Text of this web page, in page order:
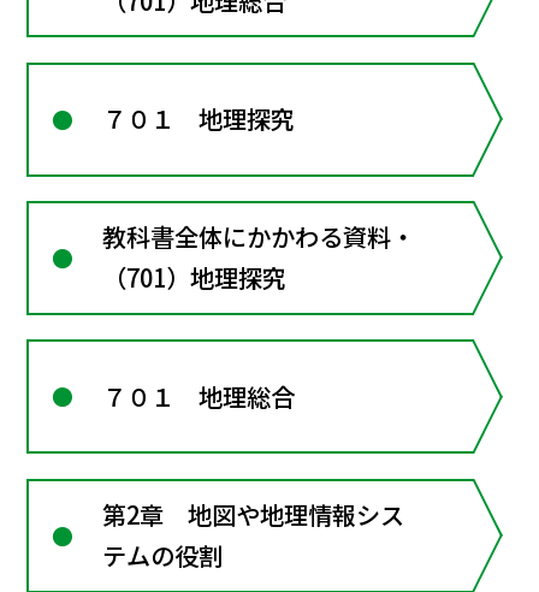
７０１ 地理探究
教科書全体にかかわる資料・
（701）地理探究
７０１ 地理総合
第2章 地図や地理情報シス
テムの役割